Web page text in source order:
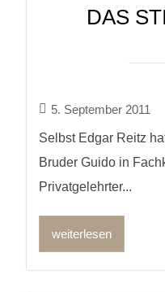
DAS
5. September 2011
Selbst Edgar Reitz
Bruder Guido in
Privatgelehrter...
weiterlesen